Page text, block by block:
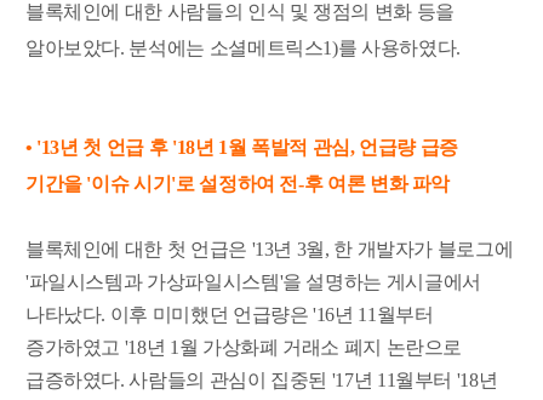
블록체인에 대한 사람들의 인식 및 쟁점의 변화 등을
알아보았다. 분석에는 소셜메트릭스1)를 사용하였다.
• '13년 첫 언급 후 '18년 1월 폭발적 관심, 언급량 급증
기간을 '이슈 시기'로 설정하여 전-후 여론 변화 파악
블록체인에 대한 첫 언급은 '13년 3월, 한 개발자가 블로그에
'파일시스템과 가상파일시스템'을 설명하는 게시글에서
나타났다. 이후 미미했던 언급량은 '16년 11월부터
증가하였고 '18년 1월 가상화폐 거래소 폐지 논란으로
급증하였다. 사람들의 관심이 집중된 '17년 11월부터 '18년